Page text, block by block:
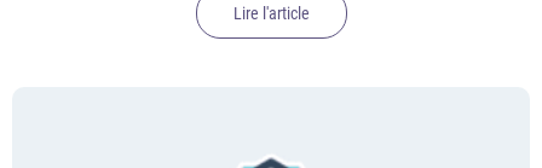
Lire l'article